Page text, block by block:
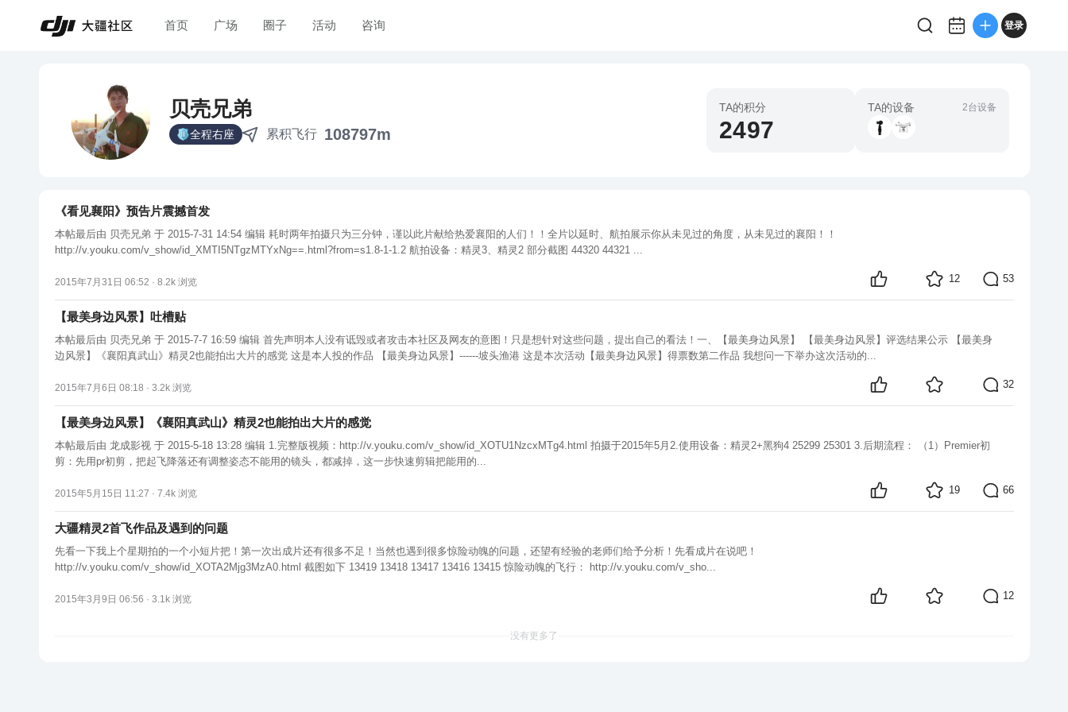
首页 广场 圈子 活动 咨询 登录
贝壳兄弟
全程右座 累积飞行 108797m
TA的积分
2497
TA的设备 2台设备
《看见襄阳》预告片震撼首发
本帖最后由 贝壳兄弟 于 2015-7-31 14:54 编辑 耗时两年拍摄只为三分钟，谨以此片献给热爱襄阳的人们！！全片以延时、航拍展示你从未见过的角度，从未见过的襄阳！！
http://v.youku.com/v_show/id_XMTI5NTgzMTYxNg==.html?from=s1.8-1-1.2 航拍设备：精灵3、精灵2 部分截图 44320 44321 ...
2015年7月31日 06:52 · 8.2k 浏览 12 53
【最美身边风景】吐槽贴
本帖最后由 贝壳兄弟 于 2015-7-7 16:59 编辑 首先声明本人没有诋毁或者攻击本社区及网友的意图！只是想针对这些问题，提出自己的看法！一、【最美身边风景】 【最美身边风景】评选结果公示 【最美身
边风景】《襄阳真武山》精灵2也能拍出大片的感觉 这是本人投的作品 【最美身边风景】------坡头渔港 这是本次活动【最美身边风景】得票数第二作品 我想问一下举办这次活动的...
2015年7月6日 08:18 · 3.2k 浏览 32
【最美身边风景】《襄阳真武山》精灵2也能拍出大片的感觉
本帖最后由 龙成影视 于 2015-5-18 13:28 编辑 1.完整版视频：http://v.youku.com/v_show/id_XOTU1NzcxMTg4.html 拍摄于2015年5月2.使用设备：精灵2+黑狗4 25299 25301 3.后期流程： （1）Premier初
剪：先用pr初剪，把起飞降落还有调整姿态不能用的镜头，都减掉，这一步快速剪辑把能用的...
2015年5月15日 11:27 · 7.4k 浏览 19 66
大疆精灵2首飞作品及遇到的问题
先看一下我上个星期拍的一个小短片把！第一次出成片还有很多不足！当然也遇到很多惊险动魄的问题，还望有经验的老师们给予分析！先看成片在说吧！
http://v.youku.com/v_show/id_XOTA2Mjg3MzA0.html 截图如下 13419 13418 13417 13416 13415 惊险动魄的飞行： http://v.youku.com/v_sho...
2015年3月9日 06:56 · 3.1k 浏览 12
没有更多了